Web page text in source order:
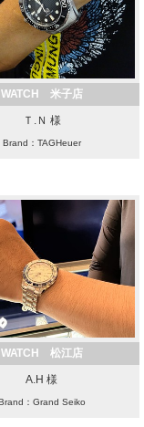
WATCH 米子店
Ｔ.Ｎ 様
Brand：TAGHeuer
WATCH 松江店
A.H 様
：Grand Seiko